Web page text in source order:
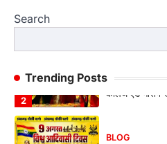
Search
Trending Posts
2
*बांदा
द्वितीय
अनिल सक्सेना की
कॉलेज एंड नर्सिंग
BLOG